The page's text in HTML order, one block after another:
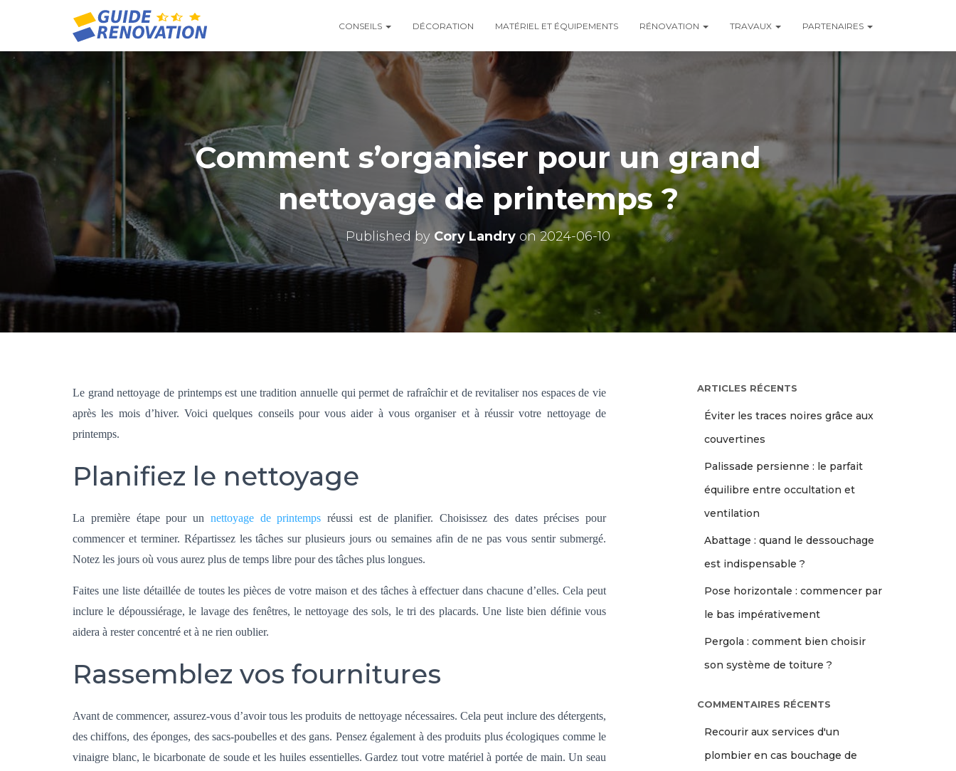
CONSEILS DÉCORATION MATÉRIEL ET ÉQUIPEMENTS RÉNOVATION TRAVAUX PARTENAIRES
Comment s’organiser pour un grand
nettoyage de printemps ?
Published by Cory Landry on2024-06-10
Le grand nettoyage de printemps est une tradition annuelle qui permet de rafraîchir et de revitaliser nos espaces de vie
après les mois d’hiver. Voici quelques conseils pour vous aider à vous organiser et à réussir votre nettoyage de
printemps.
Planifiez le nettoyage
La première étape pour un nettoyage de printemps réussi est de planifier. Choisissez des dates précises pour
commencer et terminer. Répartissez les tâches sur plusieurs jours ou semaines afin de ne pas vous sentir submergé.
Notez les jours où vous aurez plus de temps libre pour des tâches plus longues.
Faites une liste détaillée de toutes les pièces de votre maison et des tâches à effectuer dans chacune d’elles. Cela peut
inclure le dépoussiérage, le lavage des fenêtres, le nettoyage des sols, le tri des placards. Une liste bien définie vous
aidera à rester concentré et à ne rien oublier.
Rassemblez vos fournitures
Avant de commencer, assurez-vous d’avoir tous les produits de nettoyage nécessaires. Cela peut inclure des détergents,
des chiffons, des éponges, des sacs-poubelles et des gans. Pensez également à des produits plus écologiques comme le
vinaigre blanc, le bicarbonate de soude et les huiles essentielles. Gardez tout votre matériel à portée de main. Un seau
ARTICLES RÉCENTS
Éviter les traces noires grâce aux
couvertines
Palissade persienne : le parfait
équilibre entre occultation et
ventilation
Abattage : quand le dessouchage
est indispensable ?
Pose horizontale : commencer par
le bas impérativement
Pergola : comment bien choisir
son système de toiture ?
COMMENTAIRES RÉCENTS
Recourir aux services d'un
plombier en cas bouchage de